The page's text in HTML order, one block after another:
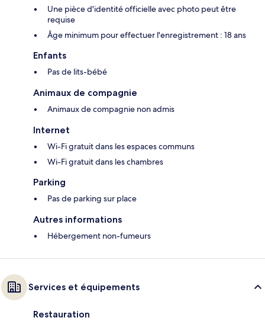
Une pièce d'identité officielle avec photo peut être
requise
Âge minimum pour effectuer l'enregistrement : 18 ans
Enfants
Pas de lits-bébé
Animaux de compagnie
Animaux de compagnie non admis
Internet
Wi-Fi gratuit dans les espaces communs
Wi-Fi gratuit dans les chambres
Parking
Pas de parking sur place
Autres informations
Hébergement non-fumeurs
Services et équipements
Restauration